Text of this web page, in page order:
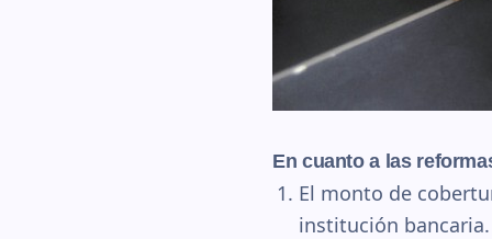
En cuanto a las
El monto de
institución bancaria.